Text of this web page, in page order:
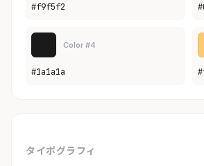
#f9f5f2
Color #4
#1a1a1a
タイポグラフィ